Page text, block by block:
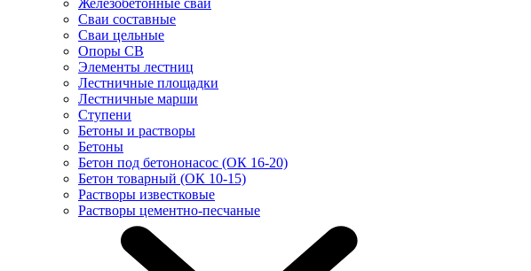
Железобетонные сваи
Сваи составные
Сваи цельные
Опоры СВ
Элементы лестниц
Лестничные площадки
Лестничные марши
Ступени
Бетоны и растворы
Бетоны
Бетон под бетононасос (ОК 16-20)
Бетон товарный (ОК 10-15)
Растворы известковые
Растворы цементно-песчаные